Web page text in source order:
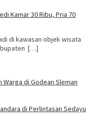
Kamar 30 Ribu, Pria 70
di kawasan objek wisata
[…]
di Godean Sleman
di Perlintasan Sedayu